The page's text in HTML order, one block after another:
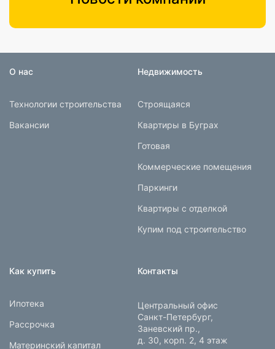
О нас
Технологии строительства
Вакансии
Недвижимость
Строящаяся
Квартиры в Буграх
Готовая
Коммерческие помещения
Паркинги
Квартиры с отделкой
Купим под строительство
Как купить
Ипотека
Рассрочка
Материнский капитал
Контакты
Центральный офис
Санкт-Петербург,
Заневский пр.,
д. 30, корп. 2, 4 этаж